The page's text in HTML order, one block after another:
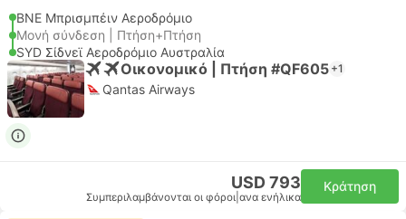
BNE Μπρισμπέιν Αεροδρόμιο
Μονή σύνδεση | Πτήση+Πτήση
SYD Σίδνεϊ Αεροδρόμιο Αυστραλία
Οικονομικό | Πτήση #QF605 +1
Qantas Airways
USD 793
Συμπεριλαμβάνονται οι φόροι ανα ενήλικα
Κράτηση